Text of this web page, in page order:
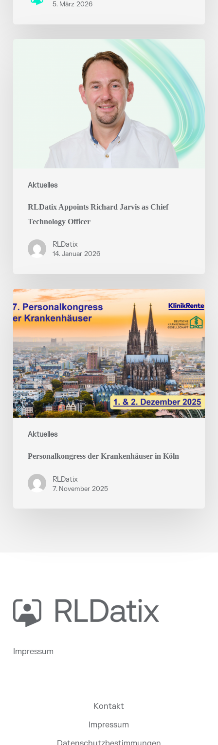
5. März 2026
Aktuelles
RLDatix Appoints Richard Jarvis as Chief
Technology Officer
RLDatix
14. Januar 2026
Aktuelles
Personalkongress
der
Krankenhäuser
in
Köln
Personalkongress der Krankenhäuser in Köln
RLDatix
7. November 2025
Impressum
Kontakt
Impressum